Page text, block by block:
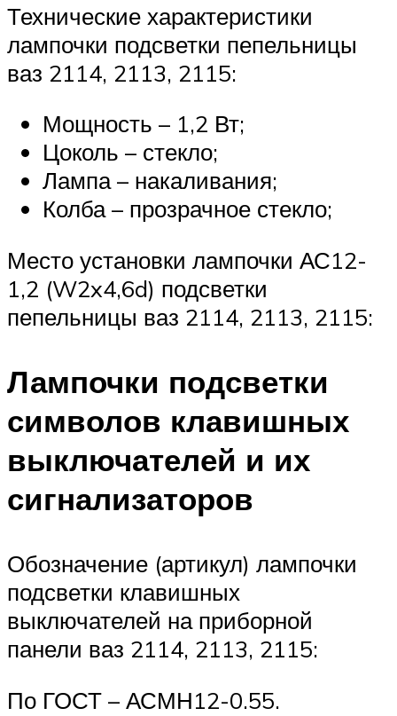
Технические характеристики
лампочки подсветки пепельницы
ваз 2114, 2113, 2115:
Мощность – 1,2 Вт;
Цоколь – стекло;
Лампа – накаливания;
Колба – прозрачное стекло;
Место установки лампочки АС12-
1,2 (W2x4,6d) подсветки
пепельницы ваз 2114, 2113, 2115:
Лампочки подсветки
символов клавишных
выключателей и их
сигнализаторов
Обозначение (артикул) лампочки
подсветки клавишных
выключателей на приборной
панели ваз 2114, 2113, 2115:
По ГОСТ – АСМН12-0.55.